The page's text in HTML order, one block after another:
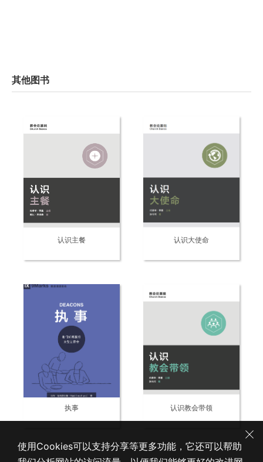
其他图书
认识主餐 认识大使命
执事 认识教会带领
使用Cookies可以支持分享等更多功能，它还可以帮助